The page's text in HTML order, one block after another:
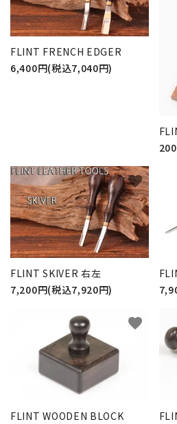
FLINT FRENCH EDGER
6,400円(税込7,040円)
FLINT SKIVER 右左
7,200円(税込7,920円)
favorite
FLINT WOODEN BLOCK
favorite